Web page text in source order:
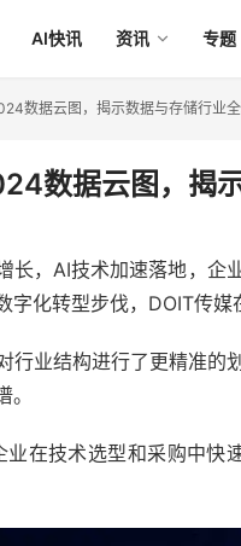
AI快讯 资讯 专题
数据云图，揭示数据与存储行业
数据云图，揭
长，AI技术加速落地，
字化转型步伐，DOIT传
行业结构进行了更精准
在技术选型和采购中快